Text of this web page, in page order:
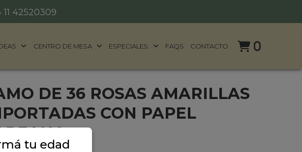
11 42520309
CENTRO DE MESA ESPECIALES FAQS CONTACTO 0
DE 36 ROSAS AMARILLAS
CON PAPEL
tu edad